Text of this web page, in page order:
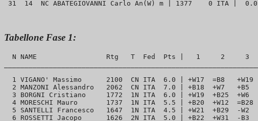
Tabellone Fase 1:
N NAME                 Rtg   T  Fed  Pts |   1     2     3
1 VIGANO' Massimo      2100  CN ITA  6.0 | +W17  =B8
2 MANZONI Alessandro   2062  CN ITA  7.0 | +B18  +W7   +B5
3 BORGNI Cristiano     1772  1N ITA  6.0 | +W19  +B25
4 MORESCHI Mauro       1737  1N ITA  5.5 | +B20  +W12
5 SANTELLI Francesco   1647  1N ITA  4.5 | +W21  +B29  -
6 ROSSETTI Jacopo      1626  2N ITA  5.0 | +B22  +W31  -B3